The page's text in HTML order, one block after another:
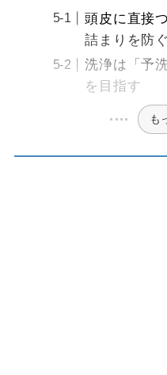
頭皮に直接
詰まりを防
洗浄は「予
を目指す
も